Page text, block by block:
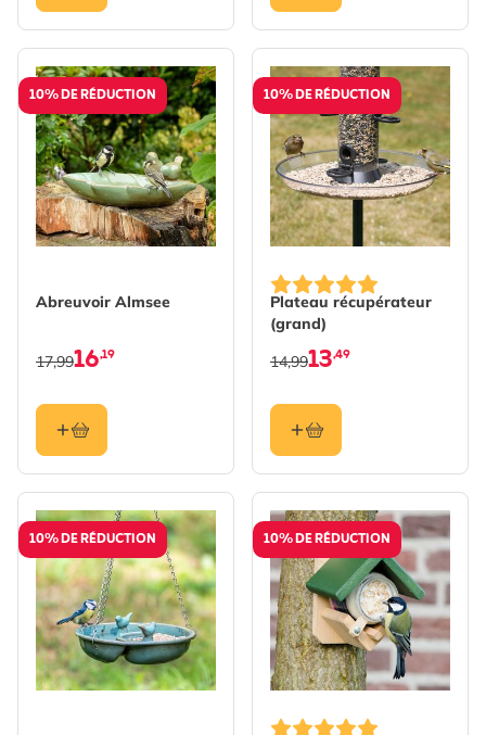
10% DE RÉDUCTION
Abreuvoir Almsee
16,19
17,99
10% DE RÉDUCTION
Plateau récupérateur
(grand)
13,49
14,99
10% DE RÉDUCTION 10% DE RÉDUCTION